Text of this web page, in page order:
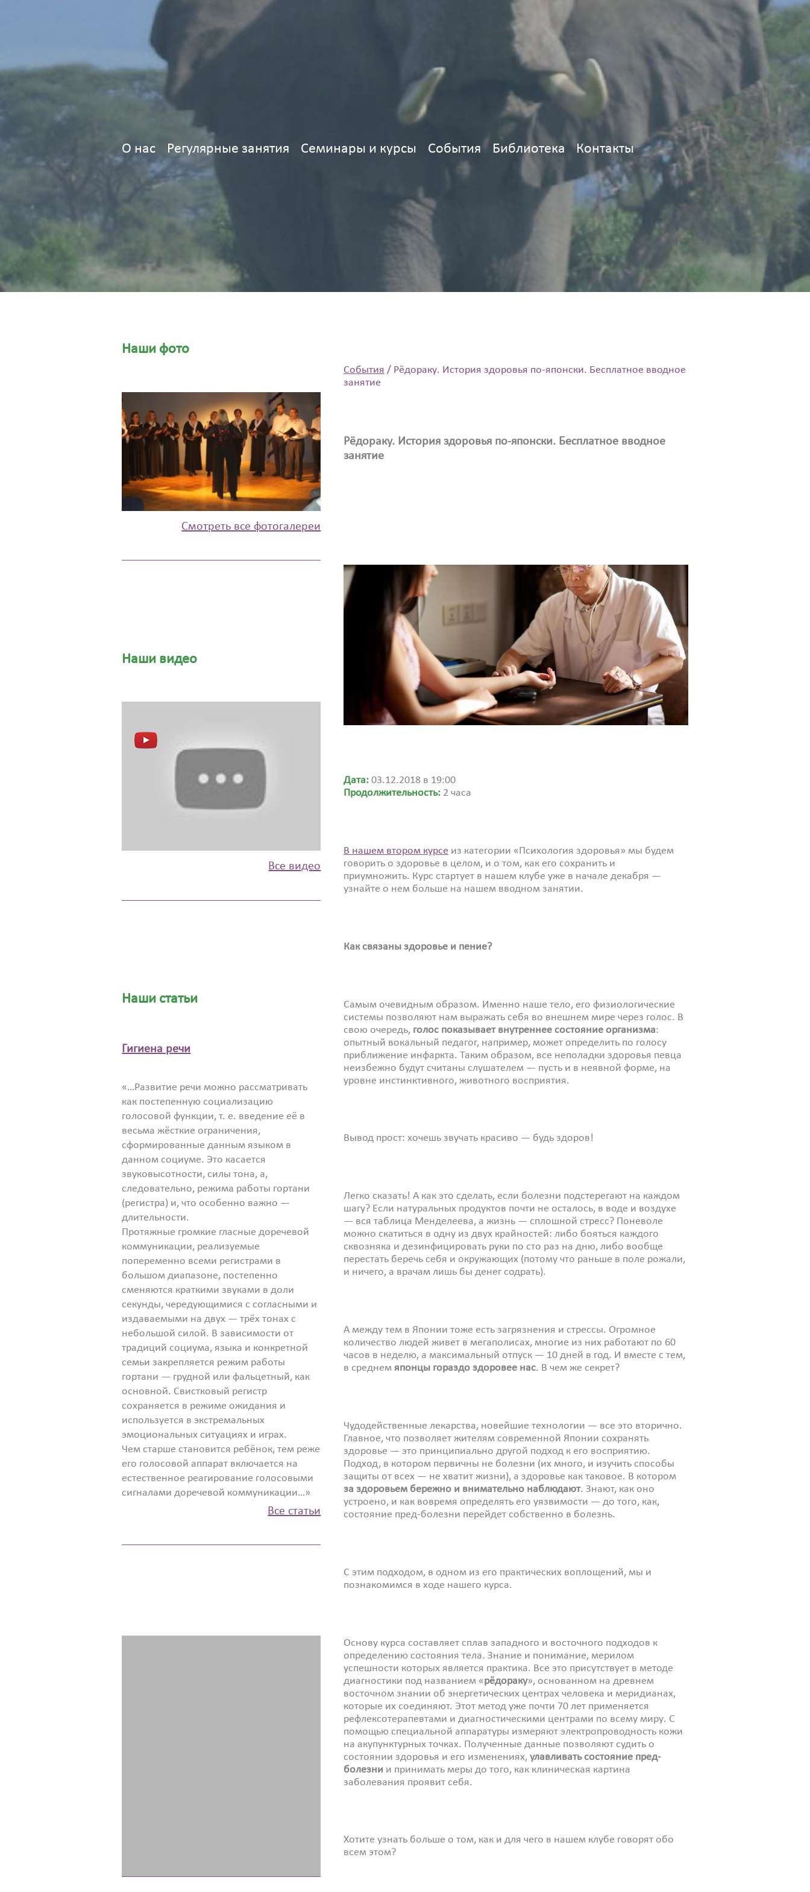
О нас Регулярные занятия Семинары и курсы События Библиотека Контакты
Наши фото
Смотреть все фотогалереи
Наши видео
Все видео
Наши статьи
Гигиена речи
«…Развитие речи можно рассматривать
как постепенную социализацию
голосовой функции, т. е. введение её в
весьма жёсткие ограничения,
сформированные данным языком в
данном социуме. Это касается
звуковысотности, силы тона, а,
следовательно, режима работы гортани
(регистра) и, что особенно важно —
длительности.
Протяжные громкие гласные доречевой
коммуникации, реализуемые
попеременно всеми регистрами в
большом диапазоне, постепенно
сменяются краткими звуками в доли
секунды, чередующимися с согласными и
издаваемыми на двух — трёх тонах с
небольшой силой. В зависимости от
традиций социума, языка и конкретной
семьи закрепляется режим работы
гортани — грудной или фальцетный, как
основной. Свистковый регистр
сохраняется в режиме ожидания и
используется в экстремальных
эмоциональных ситуациях и играх.
Чем старше становится ребёнок, тем реже
его голосовой аппарат включается на
естественное реагирование голосовыми
сигналами доречевой коммуникации…»
Все статьи
События / Рёдораку. История здоровья по-японски. Бесплатное вводное
занятие
Рёдораку. История здоровья по-японски. Бесплатное вводное
занятие
Дата: 03.12.2018 в 19:00
Продолжительность: 2 часа
В нашем втором курсе из категории «Психология здоровья» мы будем
говорить о здоровье в целом, и о том, как его сохранить и
приумножить. Курс стартует в нашем клубе уже в начале декабря —
узнайте о нем больше на нашем вводном занятии.
Как связаны здоровье и пение?
Самым очевидным образом. Именно наше тело, его физиологические
системы позволяют нам выражать себя во внешнем мире через голос. В
свою очередь, голос показывает внутреннее состояние организма:
опытный вокальный педагог, например, может определить по голосу
приближение инфаркта. Таким образом, все неполадки здоровья певца
неизбежно будут считаны слушателем — пусть и в неявной форме, на
уровне инстинктивного, животного восприятия.
Вывод прост: хочешь звучать красиво — будь здоров!
Легко сказать! А как это сделать, если болезни подстерегают на каждом
шагу? Если натуральных продуктов почти не осталось, в воде и воздухе
— вся таблица Менделеева, а жизнь — сплошной стресс? Поневоле
можно скатиться в одну из двух крайностей: либо бояться каждого
сквозняка и дезинфицировать руки по сто раз на дню, либо вообще
перестать беречь себя и окружающих (потому что раньше в поле рожали,
и ничего, а врачам лишь бы денег содрать).
А между тем в Японии тоже есть загрязнения и стрессы. Огромное
количество людей живет в мегаполисах, многие из них работают по 60
часов в неделю, а максимальный отпуск — 10 дней в год. И вместе с тем,
в среднем японцы гораздо здоровее нас. В чем же секрет?
Чудодейственные лекарства, новейшие технологии — все это вторично.
Главное, что позволяет жителям современной Японии сохранять
здоровье — это принципиально другой подход к его восприятию.
Подход, в котором первичны не болезни (их много, и изучить способы
защиты от всех — не хватит жизни), а здоровье как таковое. В котором
за здоровьем бережно и внимательно наблюдают. Знают, как оно
устроено, и как вовремя определять его уязвимости — до того, как,
состояние пред-болезни перейдет собственно в болезнь.
С этим подходом, в одном из его практических воплощений, мы и
познакомимся в ходе нашего курса.
Основу курса составляет сплав западного и восточного подходов к
определению состояния тела. Знание и понимание, мерилом
успешности которых является практика. Все это присутствует в методе
диагностики под названием «рёдораку», основанном на древнем
восточном знании об энергетических центрах человека и меридианах,
которые их соединяют. Этот метод уже почти 70 лет применяется
рефлексотерапевтами и диагностическими центрами по всему миру. С
помощью специальной аппаратуры измеряют электропроводность кожи
на акупунктурных точках. Полученные данные позволяют судить о
состоянии здоровья и его изменениях, улавливать состояние пред-
болезни и принимать меры до того, как клиническая картина
заболевания проявит себя.
Хотите узнать больше о том, как и для чего в нашем клубе говорят обо
всем этом?